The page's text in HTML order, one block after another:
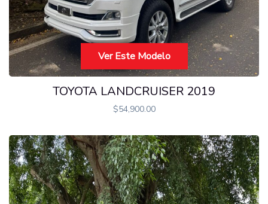
Ver Este Modelo
TOYOTA LANDCRUISER 2019
$54,900.00